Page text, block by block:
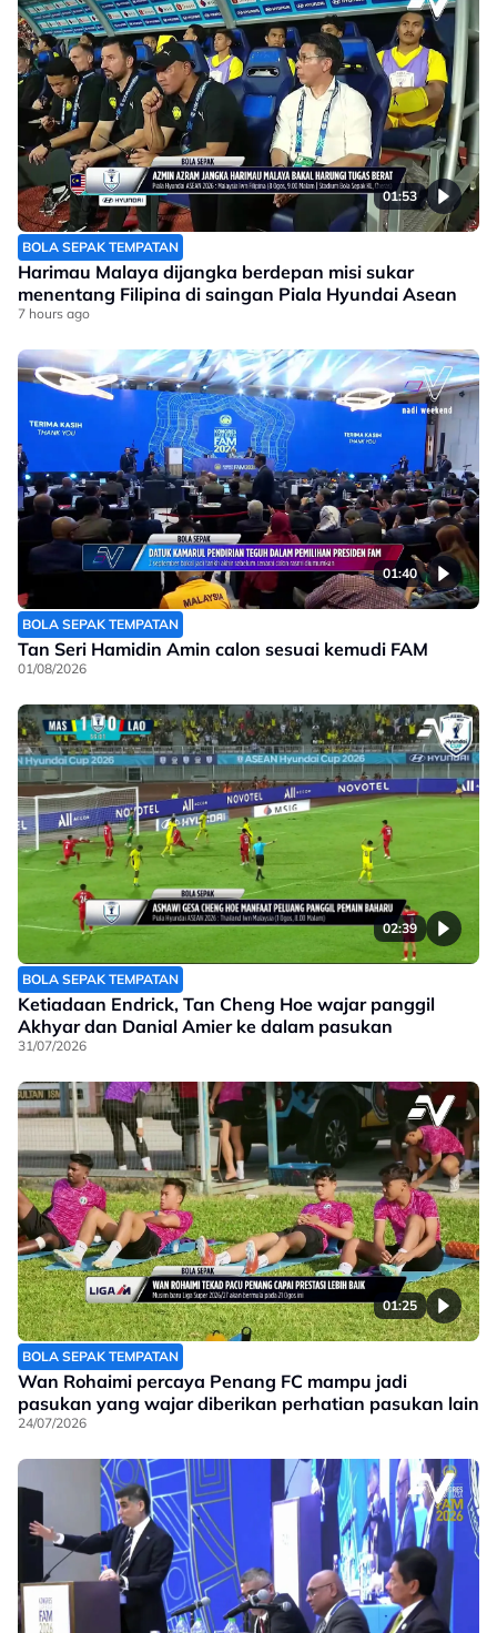
01:53
BOLA SEPAK TEMPATAN
Harimau Malaya dijangka berdepan misi sukar
menentang Filipina di saingan Piala Hyundai Asean
7 hours ago
01:40
BOLA SEPAK TEMPATAN
Tan Seri Hamidin Amin calon sesuai kemudi FAM
01/08/2026
02:39
BOLA SEPAK TEMPATAN
Ketiadaan Endrick, Tan Cheng Hoe wajar panggil
Akhyar dan Danial Amier ke dalam pasukan
31/07/2026
01:25
BOLA SEPAK TEMPATAN
Wan Rohaimi percaya Penang FC mampu jadi
pasukan yang wajar diberikan perhatian pasukan lain
24/07/2026